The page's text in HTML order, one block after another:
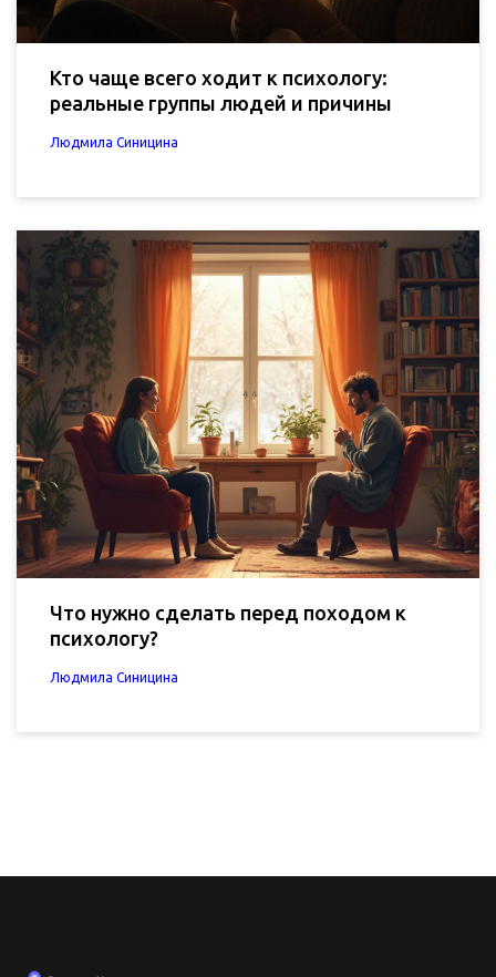
Кто чаще всего ходит к психологу:
реальные группы людей и причины
Людмила Синицина
Что нужно сделать перед походом к
психологу?
Людмила Синицина